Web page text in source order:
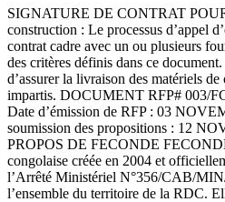
SIGNATURE DE CONTRAT
construction : Le processus d’appel
contrat cadre avec un ou plusieurs
des critères définis dans ce
d’assurer la livraison des matériels
impartis. DOCUMENT RFP# 003/
Date d’émission de RFP : 03
soumission des propositions : 12
PROPOS DE FECONDE
congolaise créée en 2004 et
l’Arrêté Ministériel N°356/CAB/
l’ensemble du territoire de la RDC.